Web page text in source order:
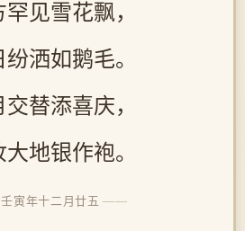
罕见雪花飘，
纷洒如鹅毛。
交替添喜庆，
大地银作袍。
壬寅年十二月廿五